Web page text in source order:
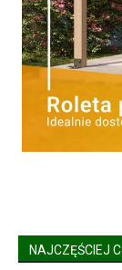
NAJCZĘŚCIEJ